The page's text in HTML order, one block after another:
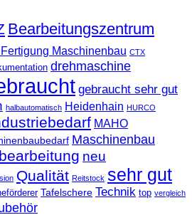
Bearbeitungszentrum
Maschinenbau CTX
drehmaschine
gebraucht sehr gut
halbautomatisch Heidenhain HURCO
MAHO
Maschinenbau
neu
Qualität Reitstock sehr gut
Tafelschere Technik top vergleich